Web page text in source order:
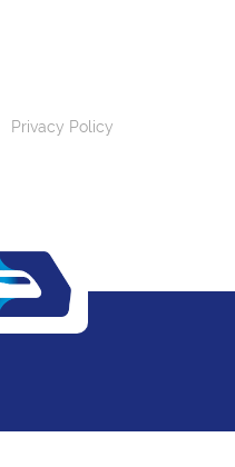
Privacy Policy